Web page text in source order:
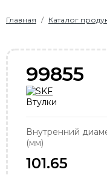
Доставка и оплата
Контакты
Пользовательское
Карта сайта
+7 (831) 215-14-27
order@podshipnik-
Главная Каталог
99855
Втулки
Внутренний
(мм)
101.65